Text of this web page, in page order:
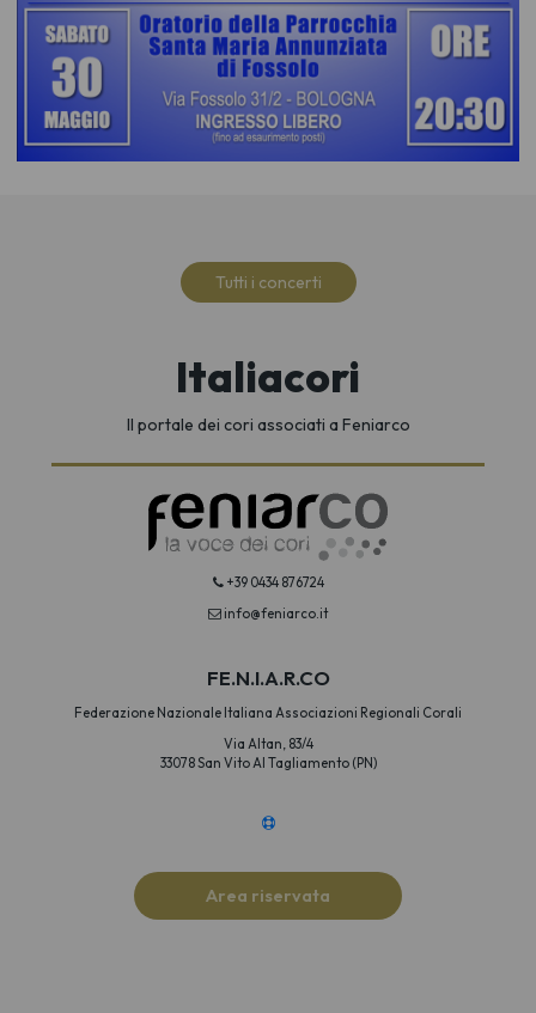
Tutti i concerti
Italiacori
Il portale dei cori associati a Feniarco
+39 0434 876724
info@feniarco.it
FE.N.I.A.R.CO
Federazione Nazionale Italiana Associazioni Regionali Corali
Via Altan, 83/4
33078 San Vito Al Tagliamento (PN)
Area riservata